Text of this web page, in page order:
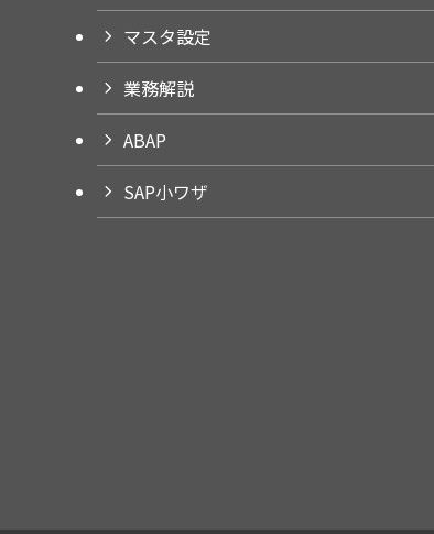
マスタ設定
業務解説
ABAP
SAP小ワザ